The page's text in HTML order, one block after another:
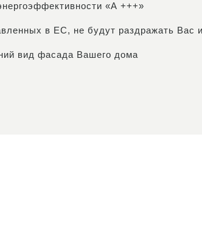
«А +++»
в ЕС, не будут раздражать Вас
вид фасада Вашего дома